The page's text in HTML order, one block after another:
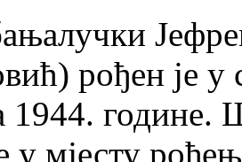
рођен је у
1944. године.
у мјесту